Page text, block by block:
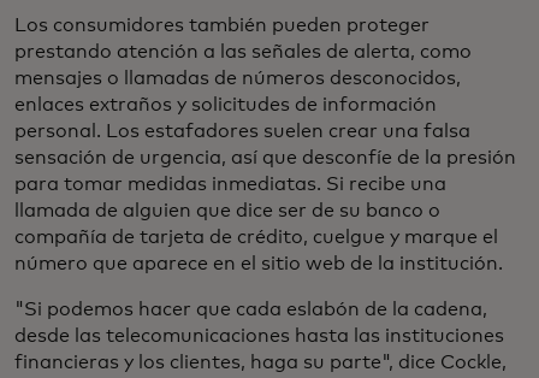
Los consumidores también pueden proteger
prestando atención a las señales de alerta, como
mensajes o llamadas de números desconocidos,
enlaces extraños y solicitudes de información
personal. Los estafadores suelen crear una falsa
sensación de urgencia, así que desconfíe de la presión
para tomar medidas inmediatas. Si recibe una
llamada de alguien que dice ser de su banco o
compañía de tarjeta de crédito, cuelgue y marque el
número que aparece en el sitio web de la institución.
"Si podemos hacer que cada eslabón de la cadena,
desde las telecomunicaciones hasta las instituciones
financieras y los clientes, haga su parte", dice Cockle,